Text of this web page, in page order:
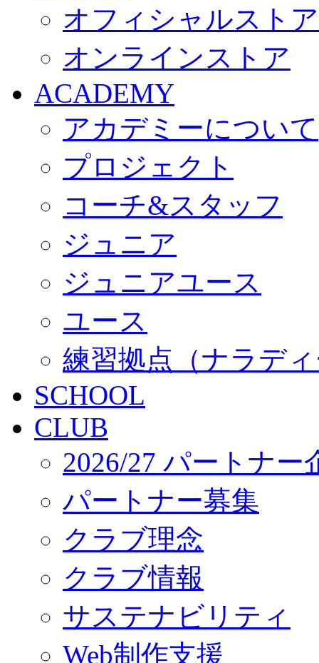
オフィシャルスト
オンラインストア
ACADEMY
アカデミーについて
プロジェクト
コーチ&スタッフ
ジュニア
ジュニアユース
ユース
練習拠点（ナラデ
SCHOOL
CLUB
2026/27 パートナー
パートナー募集
クラブ理念
クラブ情報
サステナビリティ
Web制作支援